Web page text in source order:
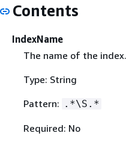
Contents
IndexName
The name of the index.
Type: String
Pattern: .*\S.*
Required: No